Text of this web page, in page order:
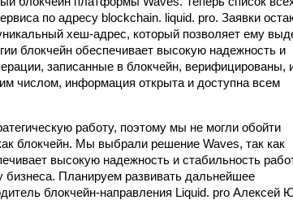
по адресу blockchain. liquid. pro. Заявки
хеш-адрес, который позволяет ему
блокчейн обеспечивает высокую надежность и
записанные в блокчейн, верифицированы,
числом, информация открыта и доступна всем
работу, поэтому мы не могли обойти
блокчейн. Мы выбрали решение Waves, так как
высокую надежность и стабильность
Планируем развивать дальнейшее
блокчейн-направления Liquid. pro Алексей